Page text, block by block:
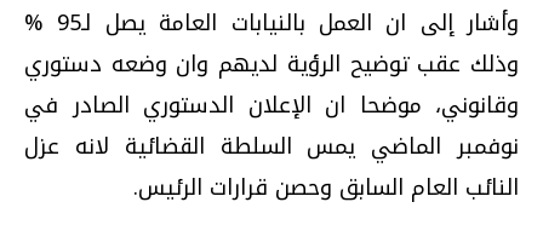
وأشار إلى ان العمل بالنيابات العامة يصل لـ95 %
وذلك عقب توضيح الرؤية لديهم وان وضعه دستوري
وقانوني، موضحا ان الإعلان الدستوري الصادر في
نوفمبر الماضي يمس السلطة القضائية لانه عزل
النائب العام السابق وحصن قرارات الرئيس.